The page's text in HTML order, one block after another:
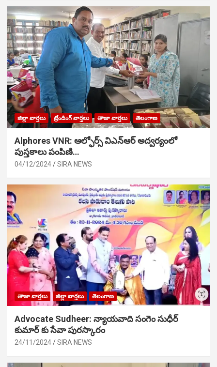
జిల్లా వార్తలు ట్రేండింగ్ వార్తలు తాజా వార్తలు తెలంగాణ
Alphores VNR: ఆల్ఫోర్స్ విఎన్ఆర్ అద్వర్యంలో
పుస్తకాలు పంపిణి…
04/12/2024 SIRA NEWS
తాజా వార్తలు జిల్లా వార్తలు తెలంగాణ
Advocate Sudheer: న్యాయవాది సంగెం సుధీర్
కుమార్ కు సేవా పురస్కారం
24/11/2024 SIRA NEWS